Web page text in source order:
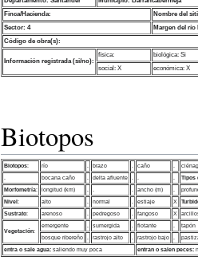
Finca/Hacienda:
Nombre del
Sector: 4
Margen del río
Código de obra(s):
Información registrada (si/no):
física:
biológica: Si
social: X
económica: X
Biotopos
Biotopos: río brazo caño
bocana caño delta afluente Tipos
Morfometría: longitud (km) ancho (m)
Nivel : alto normal estiaje X
Sustrato: arenoso pedregoso fangoso X
Vegetación:
emergente sumergida flotante tapón
bosque ribereño rastrojo alto rastrojo bajo
entra o sale agua: saliendo muy poca entran o salen peces: